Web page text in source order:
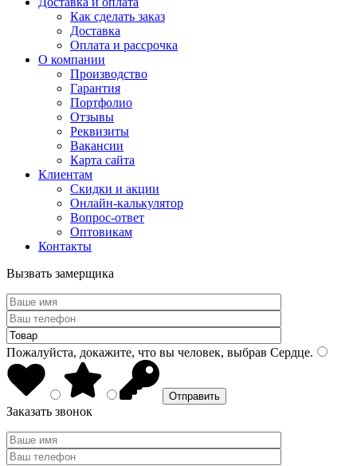
Как сделать заказ
Доставка
Оплата и рассрочка
О компании
Производство
Гарантия
Портфолио
Отзывы
Реквизиты
Вакансии
Карта сайта
Клиентам
Скидки и акции
Онлайн-калькулятор
Вопрос-ответ
Оптовикам
Контакты
Вызвать замерщика
Пожалуйста, докажите, что вы человек, выбрав Сердце.
Заказать звонок